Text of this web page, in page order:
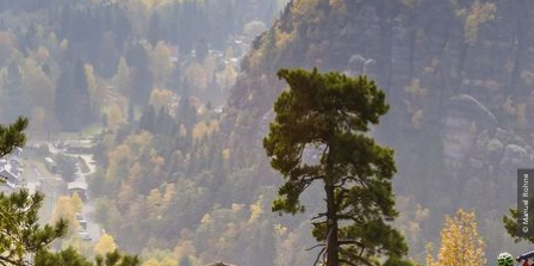
© Manuel Rohne